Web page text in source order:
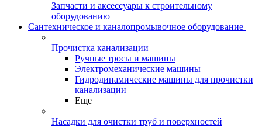
Запчасти и аксессуары к строительному
оборудованию
Сантехническое и каналопромывочное оборудование
Прочистка канализации
Ручные тросы и машины
Электромеханические машины
Гидродинамические машины для прочистки
канализации
Еще
Насадки для очистки труб и поверхностей